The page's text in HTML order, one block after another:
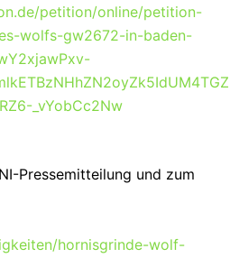
petition/online/petition-
wolfs-gw2672-in-baden-
_vYobCc2Nw
Pressemitteilung und zum
hornisgrinde-wolf-